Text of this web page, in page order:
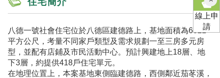
八德一號社會住宅位於八德區建德路上，基地面積為6821
平方公尺，考量不同家戶類型及需求規劃一至三房多元房
型，並配有店鋪及市民活動中心。預計興建地上18層、地
下3層，約提供418戶住宅單元。
在地理位置上，本案基地東側臨建德路，西側鄰近茄苳溪，
閉
線上申
請